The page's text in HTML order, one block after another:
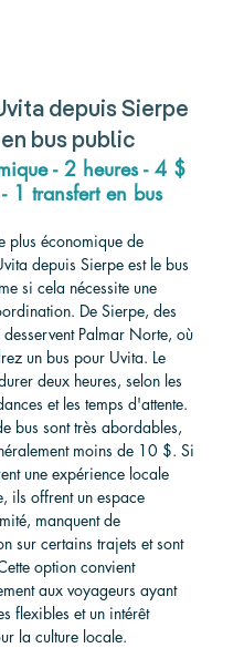
depuis Sierpe
en bus public
- 2 heures - 4 $
1 transfert en bus
plus économique de
depuis Sierpe est le bus
si cela nécessite une
De Sierpe, des
Palmar Norte, où
un bus pour Uvita. Le
deux heures, selon les
et les temps d'attente.
bus sont très abordables,
moins de 10 $. Si
une expérience locale
ils offrent un espace
manquent de
sur certains trajets et sont
option convient
aux voyageurs ayant
flexibles et un intérêt
la culture locale.